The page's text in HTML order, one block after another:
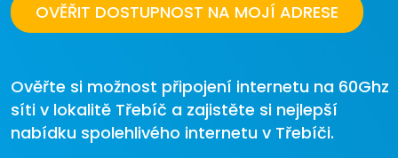
OVĚŘIT DOSTUPNOST NA MOJÍ ADRESE
Ověřte si možnost připojení internetu na 60Ghz
síti v lokalitě Třebíč a zajistěte si nejlepší
nabídku spolehlivého internetu v Třebíči.